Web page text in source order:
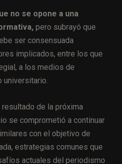
no se opone a una
pero subrayó que
ser consensuada
implicados, entre los que
a los medios de
universitario.
de la próxima
se comprometió a continuar
con el objetivo de
estrategias comunes que
actuales del periodismo